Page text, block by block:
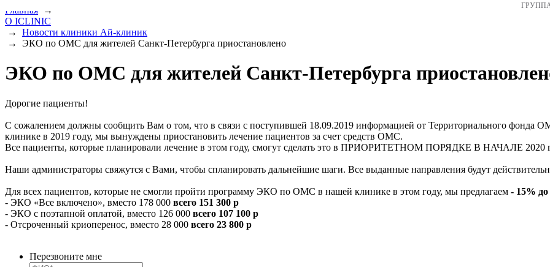
Главная →
О ICLINIC
→ Новости клиники Ай-клиник
→ ЭКО по ОМС для жителей Санкт-Петербурга приостановлено
ЭКО по ОМС для жителей Санкт-Петербурга
Дорогие пациенты!
С сожалением должны сообщить Вам о том, что в связи с поступившей 18.09.2019 информацией от Территориального
клинике в 2019 году, мы вынуждены приостановить лечение пациентов за счет средств ОМС.
Все пациенты, которые планировали лечение в этом году, смогут сделать это в ПРИОРИТЕТНОМ ПОРЯДКЕ В НАЧАЛЕ 2020
Наши администраторы свяжутся с Вами, чтобы спланировать дальнейшие шаги. Все выданные направления будут
Для всех пациентов, которые не смогли пройти программу ЭКО по ОМС в нашей клинике в этом году, мы предлагаем - 15%
- ЭКО «Все включено», вместо 178 000 всего 151 300 р
- ЭКО с поэтапной оплатой, вместо 126 000 всего 107 100 р
- Отсроченный криоперенос, вместо 28 000 всего 23 800 р
Перезвоните мне